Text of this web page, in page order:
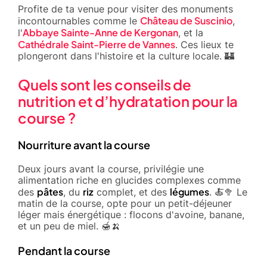
Profite de ta venue pour visiter des monuments
incontournables comme le Château de Suscinio,
l'Abbaye Sainte-Anne de Kergonan, et la
Cathédrale Saint-Pierre de Vannes. Ces lieux te
plongeront dans l'histoire et la culture locale. 🏰
Quels sont les conseils de
nutrition et d’hydratation pour la
course ?
Nourriture avant la course
Deux jours avant la course, privilégie une
alimentation riche en glucides complexes comme
des pâtes, du riz complet, et des légumes. 🍝🥦 Le
matin de la course, opte pour un petit-déjeuner
léger mais énergétique : flocons d'avoine, banane,
et un peu de miel. 🍯🍌
Pendant la course